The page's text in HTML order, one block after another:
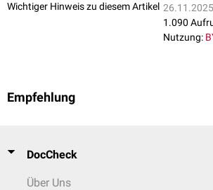
Wichtiger Hinweis zu diesem Artikel
1.090
Nutzung:
Empfehlung
DocCheck
Über Uns